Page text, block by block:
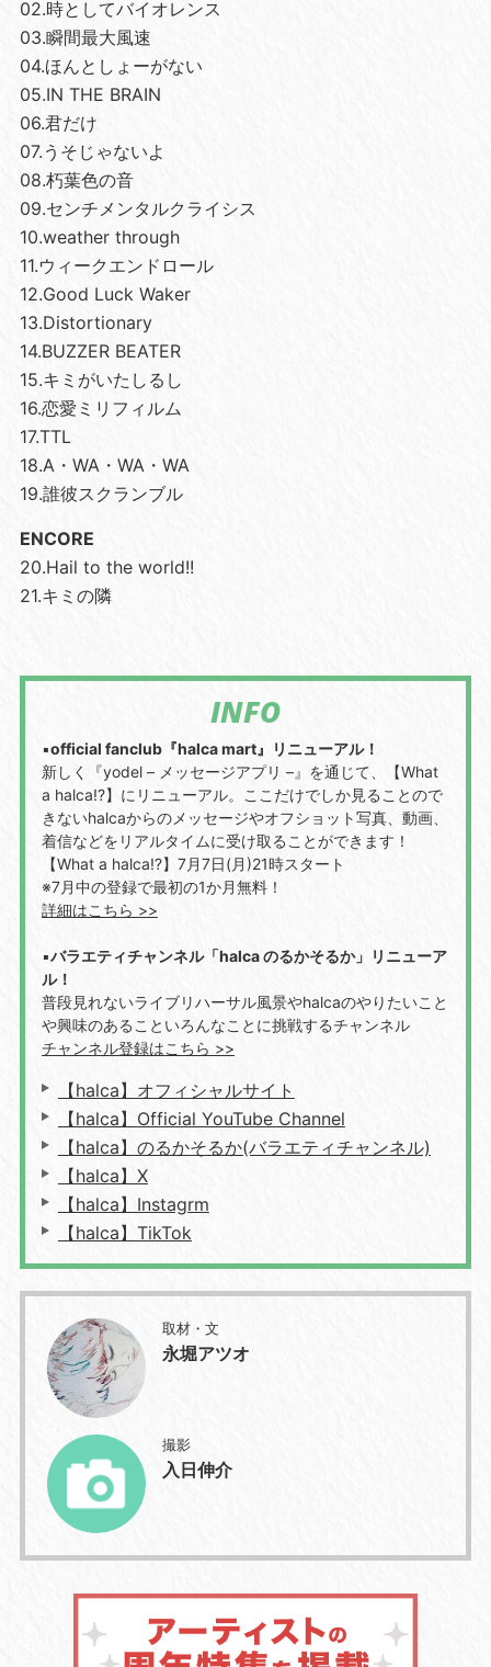
02.時としてバイオレンス
03.瞬間最大風速
04.ほんとしょーがない
05.IN THE BRAIN
06.君だけ
07.うそじゃないよ
08.朽葉色の音
09.センチメンタルクライシス
10.weather through
11.ウィークエンドロール
12.Good Luck Waker
13.Distortionary
14.BUZZER BEATER
15.キミがいたしるし
16.恋愛ミリフィルム
17.TTL
18.A・WA・WA・WA
19.誰彼スクランブル
ENCORE
20.Hail to the world!!
21.キミの隣
INFO
▪️official fanclub『halca mart』リニューアル！
新しく『yodel – メッセージアプリ –』を通じて、【What
a halca!?】にリニューアル。ここだけでしか見ることので
きないhalcaからのメッセージやオフショット写真、動画、
着信などをリアルタイムに受け取ることができます！
【What a halca!?】7月7日(月)21時スタート
※7月中の登録で最初の1か月無料！
詳細はこちら >>
▪️バラエティチャンネル「halca のるかそるか」リニューア
ル！
普段見れないライブリハーサル風景やhalcaのやりたいこと
や興味のあることいろんなことに挑戦するチャンネル
チャンネル登録はこちら >>
【halca】オフィシャルサイト
【halca】Official YouTube Channel
【halca】のるかそるか(バラエティチャンネル)
【halca】X
【halca】Instagrm
【halca】TikTok
取材・文
永堀アツオ
撮影
入日伸介